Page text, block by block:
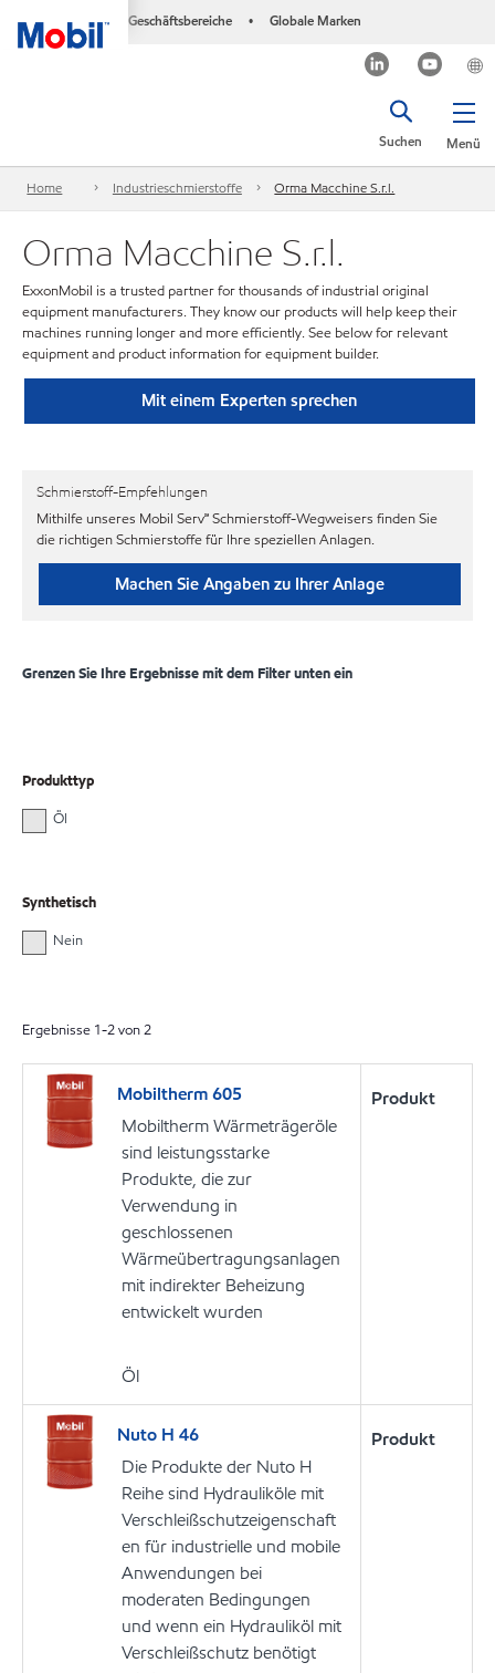
Geschäftsbereiche • Globale Marken
Menü
Suchen
Home Industrieschmierstoffe Orma Macchine S.r.l.
Orma Macchine S.r.l.
ExxonMobil is a trusted partner for thousands of industrial original
equipment manufacturers. They know our products will help keep their
machines running longer and more efficiently. See below for relevant
equipment and product information for equipment builder.
Mit einem Experten sprechen
Schmierstoff-Empfehlungen
Mithilfe unseres Mobil Serv℠ Schmierstoff-Wegweisers finden Sie
die richtigen Schmierstoffe für Ihre speziellen Anlagen.
Machen Sie Angaben zu Ihrer Anlage
Grenzen Sie Ihre Ergebnisse mit dem Filter unten ein
Produkttyp
Öl
Synthetisch
Nein
Ergebnisse 1-2von2
Mobiltherm 605
Mobiltherm Wärmeträgeröle
sind leistungsstarke
Produkte, die zur
Verwendung in
geschlossenen
Wärmeübertragungsanlagen
mit indirekter Beheizung
entwickelt wurden
Öl
Produkt
Nuto H 46
Die Produkte der Nuto H
Reihe sind Hydrauliköle mit
Verschleißschutzeigenschaft
en für industrielle und mobile
Anwendungen bei
moderaten Bedingungen
und wenn ein Hydrauliköl mit
Verschleißschutz benötigt
Produkt